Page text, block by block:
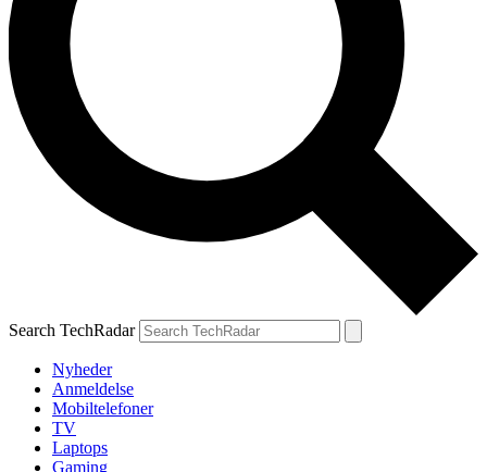
Search TechRadar
Nyheder
Anmeldelse
Mobiltelefoner
TV
Laptops
Gaming